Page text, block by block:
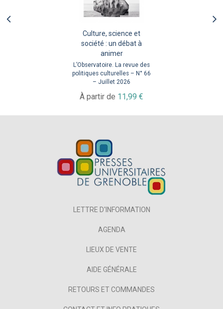
Culture, science et
société : un débat à
animer
L’Observatoire. La revue des
politiques culturelles – N° 66
– Juillet 2026
À partir de 11,99 €
LETTRE D'INFORMATION
AGENDA
LIEUX DE VENTE
AIDE GÉNÉRALE
RETOURS ET COMMANDES